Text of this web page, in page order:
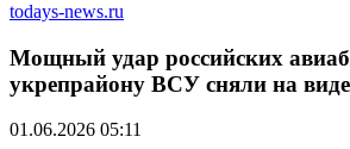
todays-news.ru
Мощный удар российских
укрепрайону ВСУ сняли на
01.06.2026 05:11